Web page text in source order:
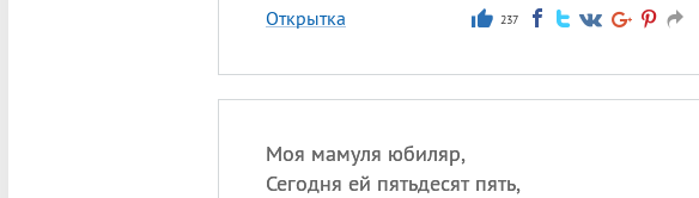
Открытка 237
Моя мамуля юбиляр,
Сегодня ей пятьдесят пять,